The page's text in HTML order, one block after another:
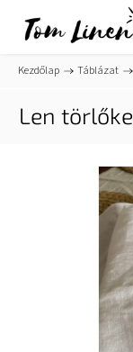
Kezdőlap / Táblázat /
Len